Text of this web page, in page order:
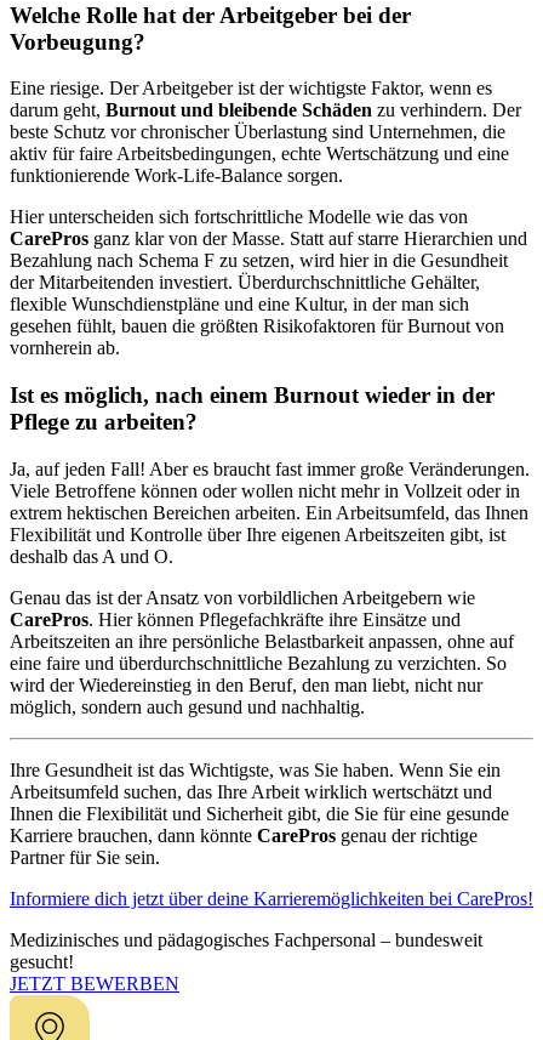
Welche Rolle hat der Arbeitgeber bei der
Vorbeugung?
Eine riesige. Der Arbeitgeber ist der wichtigste Faktor, wenn es
darum geht, Burnout und bleibende Schäden zu verhindern. Der
beste Schutz vor chronischer Überlastung sind Unternehmen, die
aktiv für faire Arbeitsbedingungen, echte Wertschätzung und eine
funktionierende Work-Life-Balance sorgen.
Hier unterscheiden sich fortschrittliche Modelle wie das von
CarePros ganz klar von der Masse. Statt auf starre Hierarchien und
Bezahlung nach Schema F zu setzen, wird hier in die Gesundheit
der Mitarbeitenden investiert. Überdurchschnittliche Gehälter,
flexible Wunschdienstpläne und eine Kultur, in der man sich
gesehen fühlt, bauen die größten Risikofaktoren für Burnout von
vornherein ab.
Ist es möglich, nach einem Burnout wieder in der
Pflege zu arbeiten?
Ja, auf jeden Fall! Aber es braucht fast immer große Veränderungen.
Viele Betroffene können oder wollen nicht mehr in Vollzeit oder in
extrem hektischen Bereichen arbeiten. Ein Arbeitsumfeld, das Ihnen
Flexibilität und Kontrolle über Ihre eigenen Arbeitszeiten gibt, ist
deshalb das A und O.
Genau das ist der Ansatz von vorbildlichen Arbeitgebern wie
CarePros. Hier können Pflegefachkräfte ihre Einsätze und
Arbeitszeiten an ihre persönliche Belastbarkeit anpassen, ohne auf
eine faire und überdurchschnittliche Bezahlung zu verzichten. So
wird der Wiedereinstieg in den Beruf, den man liebt, nicht nur
möglich, sondern auch gesund und nachhaltig.
Ihre Gesundheit ist das Wichtigste, was Sie haben. Wenn Sie ein
Arbeitsumfeld suchen, das Ihre Arbeit wirklich wertschätzt und
Ihnen die Flexibilität und Sicherheit gibt, die Sie für eine gesunde
Karriere brauchen, dann könnte CarePros genau der richtige
Partner für Sie sein.
Informiere dich jetzt über deine Karrieremöglichkeiten bei CarePros!
Medizinisches und pädagogisches Fachpersonal – bundesweit
gesucht!
JETZT BEWERBEN